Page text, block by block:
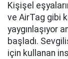
Kişişel
ve AirTag gibi
yaygınlaşıyor
başladı.
için kullanan